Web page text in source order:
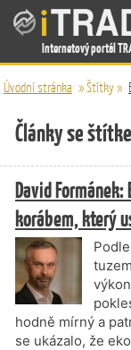
Internetový portál
Úvodní stránka »Štítky»
Články se
David
korábem, který
hodně mírný a
se ukázalo, že